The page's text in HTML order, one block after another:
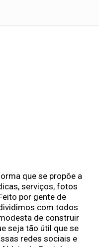
que se propõe a
serviços, fotos
por gente de
com todos
de construir
seja tão útil que se
redes sociais e